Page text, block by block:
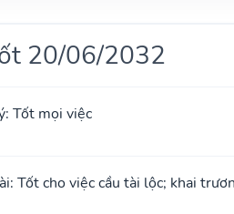
20/06/2032
Tốt mọi việc
Tốt cho việc cầu tài lộc; khai